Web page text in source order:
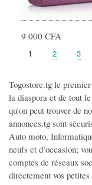
9 000 CFA
Page
1 Page
2 Page
3
Togostore.tg le
la diaspora et de tout
qu'on peut trouver de
annonces.tg sont
Auto moto,
neufs et d’occasion;
comptes de réseaux
directement vos